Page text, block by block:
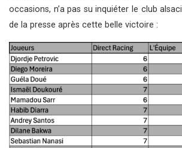
occasions, n’a pas su inquiéter le club
de la presse après cette belle victoire :